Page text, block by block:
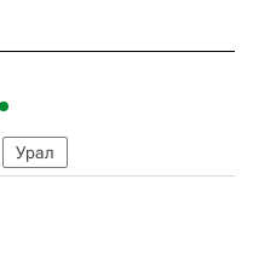
Урал